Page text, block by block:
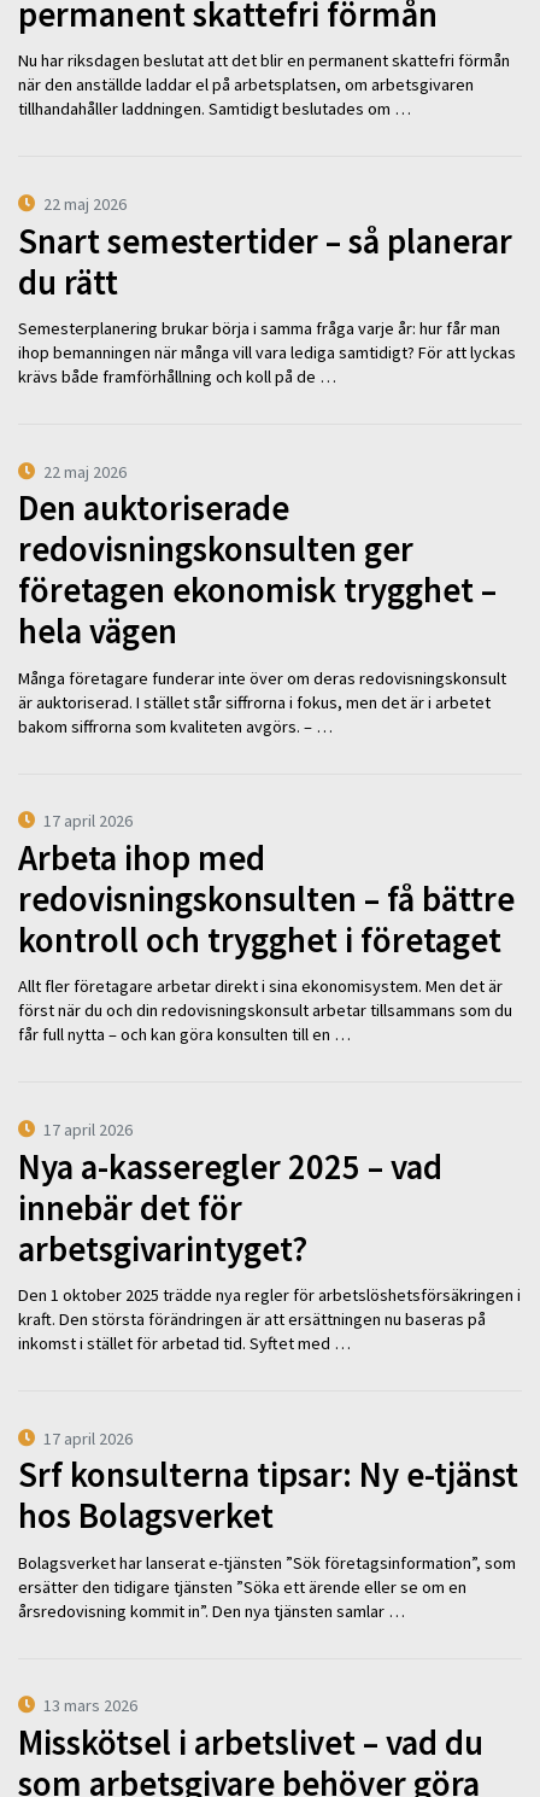
permanent skattefri förmån
Nu har riksdagen beslutat att det blir en permanent skattefri förmån
när den anställde laddar el på arbetsplatsen, om arbetsgivaren
tillhandahåller laddningen. Samtidigt beslutades om …
22 maj 2026
Snart semestertider – så planerar
du rätt
Semesterplanering brukar börja i samma fråga varje år: hur får man
ihop bemanningen när många vill vara lediga samtidigt? För att lyckas
krävs både framförhållning och koll på de …
22 maj 2026
Den auktoriserade
redovisningskonsulten ger
företagen ekonomisk trygghet –
hela vägen
Många företagare funderar inte över om deras redovisningskonsult
är auktoriserad. I stället står siffrorna i fokus, men det är i arbetet
bakom siffrorna som kvaliteten avgörs. – …
17 april 2026
Arbeta ihop med
redovisningskonsulten – få bättre
kontroll och trygghet i företaget
Allt fler företagare arbetar direkt i sina ekonomisystem. Men det är
först när du och din redovisningskonsult arbetar tillsammans som du
får full nytta – och kan göra konsulten till en …
17 april 2026
Nya a-kasseregler 2025 – vad
innebär det för
arbetsgivarintyget?
Den 1 oktober 2025 trädde nya regler för arbetslöshetsförsäkringen i
kraft. Den största förändringen är att ersättningen nu baseras på
inkomst i stället för arbetad tid. Syftet med …
17 april 2026
Srf konsulterna tipsar: Ny e-tjänst
hos Bolagsverket
Bolagsverket har lanserat e-tjänsten ”Sök företagsinformation”, som
ersätter den tidigare tjänsten ”Söka ett ärende eller se om en
årsredovisning kommit in”. Den nya tjänsten samlar …
13 mars 2026
Misskötsel i arbetslivet – vad du
som arbetsgivare behöver göra